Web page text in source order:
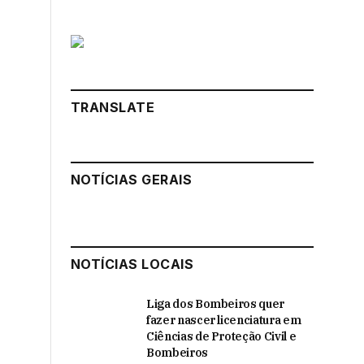
TRANSLATE
NOTÍCIAS GERAIS
NOTÍCIAS LOCAIS
Liga dos Bombeiros quer
fazer nascer licenciatura em
Ciências de Proteção Civil e
Bombeiros